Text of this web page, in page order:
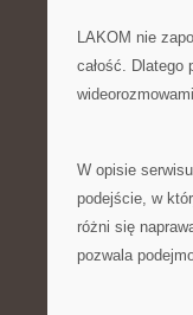
LAKOM nie
całość. Dlatego
W opisie
podejście, w
różni się
pozwala